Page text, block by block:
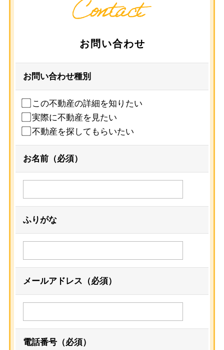
お問い合わせ
お問い合わせ種別
この不動産の詳細を知りたい
実際に不動産を見たい
不動産を探してもらいたい
お名前（必須）
ふりがな
メールアドレス（必須）
電話番号（必須）